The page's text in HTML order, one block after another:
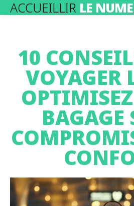
ACCUEILLIR LE
10
VOYAGER
BAGAGE